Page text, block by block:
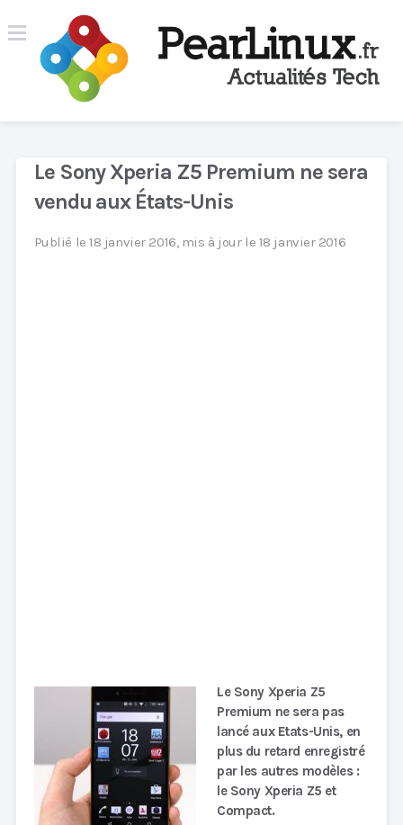
Le Sony Xperia Z5 Premium ne sera
vendu aux États-Unis
Publié le 18 janvier 2016, mis à jour le 18 janvier 2016
Le Sony Xperia Z5
Premium ne sera pas
lancé aux Etats-Unis, en
plus du retard enregistré
par les autres modèles :
le Sony Xperia Z5 et
Compact.